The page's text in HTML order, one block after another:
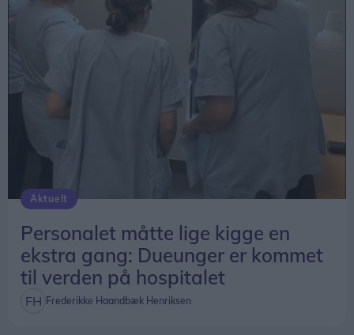
Aktuelt
Personalet måtte lige kigge en
ekstra gang: Dueunger er kommet
til verden på hospitalet
Frederikke Haandbæk Henriksen